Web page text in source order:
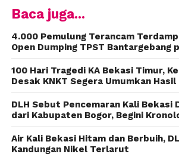
ujarnya di lokasi kejadian.
Ia menjelaskan, korban telah
beberapa rumah sakit, di antaranya
RSUD Kabupaten Bekasi.
Namun, hingga kini belum dapat
identitas korban, termasuk apakah
merupakan warga sekitar atau
SPBE.
Baca juga...
4.000 Pemulung Terancam
Open Dumping TPST Bantargebang
100 Hari Tragedi KA Bekasi Timur,
Desak KNKT Segera Umumkan
DLH Sebut Pencemaran Kali Bekasi
dari Kabupaten Bogor, Begini
Air Kali Bekasi Hitam dan Berbuih,
Kandungan Nikel Terlarut